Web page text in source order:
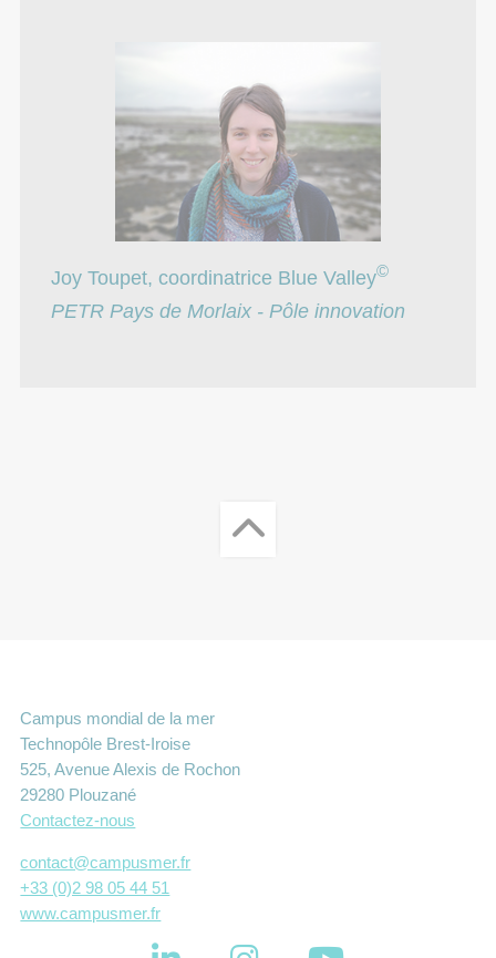
Joy Toupet, coordinatrice Blue Valley©
PETR Pays de Morlaix - Pôle innovation
Campus mondial de la mer
Technopôle Brest-Iroise
525, Avenue Alexis de Rochon
29280 Plouzané
Contactez-nous
contact@campusmer.fr
+33 (0)2 98 05 44 51
www.campusmer.fr